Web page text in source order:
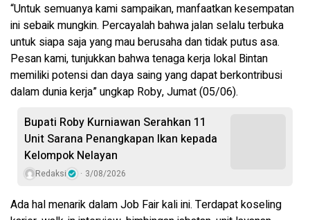
“Untuk semuanya kami sampaikan, manfaatkan kesempatan
ini sebaik mungkin. Percayalah bahwa jalan selalu terbuka
untuk siapa saja yang mau berusaha dan tidak putus asa.
Pesan kami, tunjukkan bahwa tenaga kerja lokal Bintan
memiliki potensi dan daya saing yang dapat berkontribusi
dalam dunia kerja” ungkap Roby, Jumat (05/06).
Bupati Roby Kurniawan Serahkan 11
Unit Sarana Penangkapan Ikan kepada
Kelompok Nelayan
Redaksi 3/08/2026
Ada hal menarik dalam Job Fair kali ini. Terdapat koseling